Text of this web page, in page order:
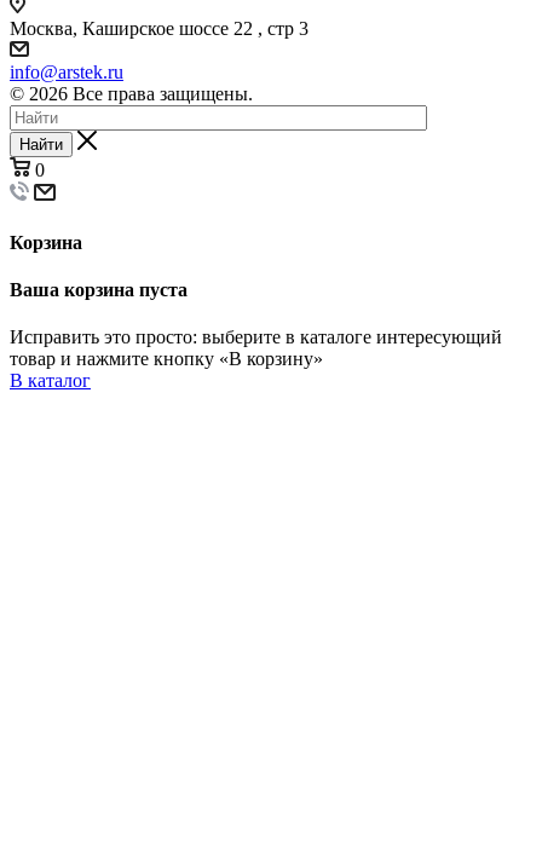
Москва, Каширское шоссе 22 , стр 3
info@arstek.ru
© 2026 Все права защищены.
Найти
0
Корзина
Ваша корзина пуста
Исправить это просто: выберите в каталоге интересующий
товар и нажмите кнопку «В корзину»
В каталог